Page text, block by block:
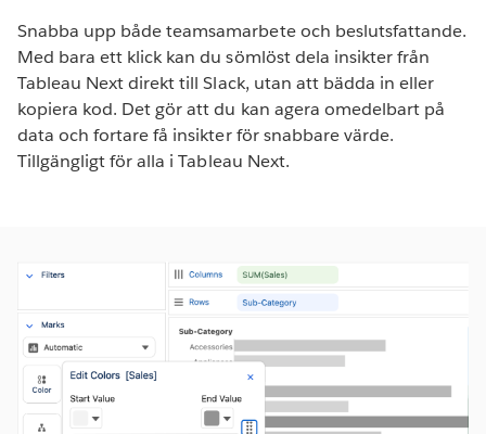
Snabba upp både teamsamarbete och beslutsfattande.
Med bara ett klick kan du sömlöst dela insikter från
Tableau Next direkt till Slack, utan att bädda in eller
kopiera kod. Det gör att du kan agera omedelbart på
data och fortare få insikter för snabbare värde.
Tillgängligt för alla i Tableau Next.